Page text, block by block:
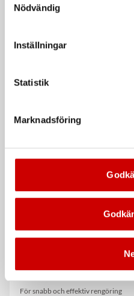
länder utanför EU med olika
att godkänna samtycker
Nödvändig
Inställningar
Statistik
Marknadsföring
Kampanj
Våtservett för glasögon
Kampanj
Plus
För snabb och effektiv rengöring